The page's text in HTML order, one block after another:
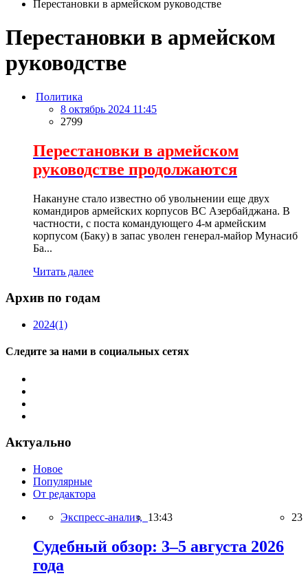
Перестановки в армейском руководстве
Перестановки в армейском
руководстве
Политика
8 октябрь 2024 11:45
2799
Перестановки в армейском
руководстве продолжаются
Накануне стало известно об увольнении еще двух
командиров армейских корпусов ВС Азербайджана. В
частности, с поста командующего 4-м армейским
корпусом (Баку) в запас уволен генерал-майор Мунасиб
Ба...
Читать далее
Архив по годам
2024(1)
Следите за нами в социальных сетях
Актуально
Новое
Популярные
От редактора
Экспресс-анализ, 13:43 23
Судебный обзор: 3–5 августа 2026
года